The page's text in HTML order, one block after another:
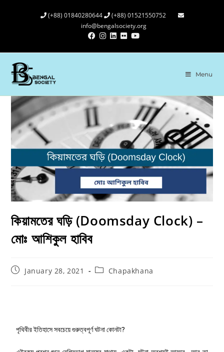
(+88) 01840280644
(+88) 01521550752
info@bengalsociety.org
Menu
কিয়ামতের ঘড়ি (Doomsday Clock) –
মোঃ আশিকুল হাবিব
January 28, 2021 Chapakhana
পৃথিবীর ইতিহাসে সবচেয়ে গুরুত্বপূর্ণ ঘটনা কোনটা?